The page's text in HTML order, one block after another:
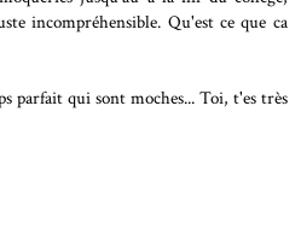
incompréhensible. Qu'est ce que ca
parfait qui sont moches... Toi, t'es très